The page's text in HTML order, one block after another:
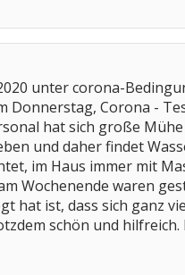
unter corona-
Donnerstag, Corona -
hat sich große
und daher findet
im Haus immer mit
Wochenende waren
hat ist, dass sich ganz
schön und